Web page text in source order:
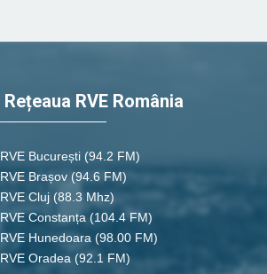
Rețeaua RVE România
RVE București (94.2 FM)
RVE Brașov (94.6 FM)
RVE Cluj (88.3 Mhz)
RVE Constanța (104.4 FM)
RVE Hunedoara (98.00 FM)
RVE Oradea (92.1 FM)